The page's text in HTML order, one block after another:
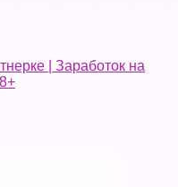
| Заработок на